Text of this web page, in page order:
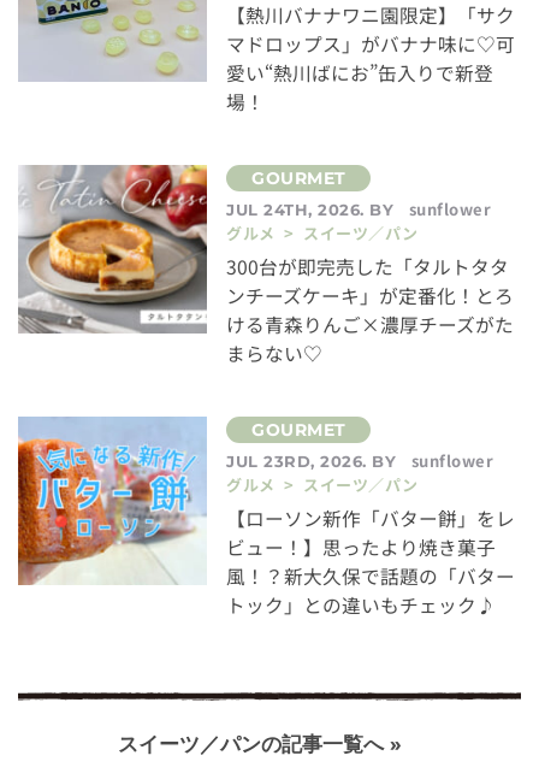
【熱川バナナワニ園限定】「サク
マドロップス」がバナナ味に♡可
愛い“熱川ばにお”缶入りで新登
場！
JUL 24TH, 2026. BY
sunflower
グルメ > スイーツ／パン
300台が即完売した「タルトタタ
ンチーズケーキ」が定番化！とろ
ける青森りんご×濃厚チーズがた
まらない♡
JUL 23RD, 2026. BY
sunflower
グルメ > スイーツ／パン
【ローソン新作「バター餅」をレ
ビュー！】思ったより焼き菓子
風！？新大久保で話題の「バター
トック」との違いもチェック♪
スイーツ／パンの記事一覧へ »